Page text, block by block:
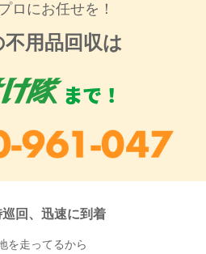
ロにお任せを！
用品回収は
回、迅速に到着
を走ってるから